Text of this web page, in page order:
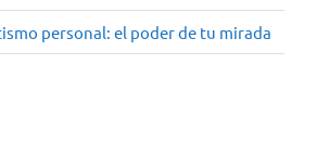
personal: el poder de tu mirada